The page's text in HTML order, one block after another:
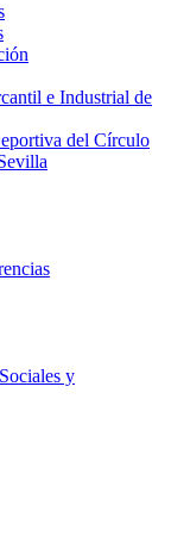
e Industrial de
del Círculo
y